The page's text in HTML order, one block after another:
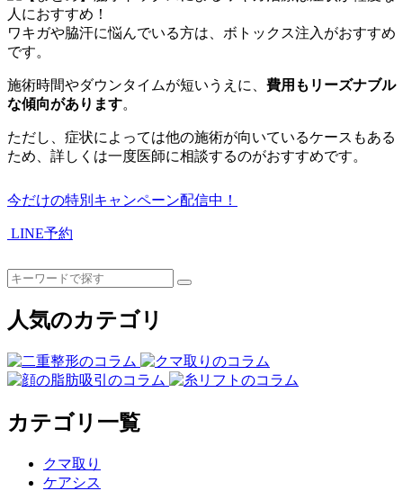
ワキガや脇汗に悩んでいる方は、ボトックス注入がおすすめ
です。
施術時間やダウンタイムが短いうえに、 費用もリーズナブル
な傾向があります。
ただし、症状によっては他の施術が向いているケースもある
ため、詳しくは一度医師に相談するのがおすすめです。
今だけの特別キャンペーン配信中！
LINE予約
人気のカテゴリ
カテゴリ一覧
クマ取り
ケアシス